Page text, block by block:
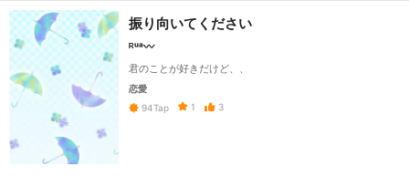
振り向いてください
ᴿᵘᵃ〰️
君のことが好きだけど、、
恋愛
94Tap 1 3